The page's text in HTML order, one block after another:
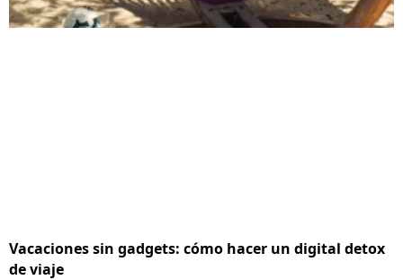
Vacaciones sin gadgets: cómo hacer un digital detox
de viaje